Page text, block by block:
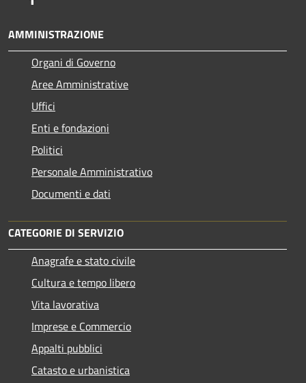
AMMINISTRAZIONE
Organi di Governo
Aree Amministrative
Uffici
Enti e fondazioni
Politici
Personale Amministrativo
Documenti e dati
CATEGORIE DI SERVIZIO
Anagrafe e stato civile
Cultura e tempo libero
Vita lavorativa
Imprese e Commercio
Appalti pubblici
Catasto e urbanistica